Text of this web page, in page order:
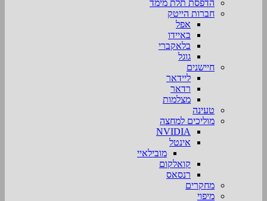
הדפסת תלת מימד
חברות הייטק
אפל
באיידו
בלאקברי
גוגל
חיישנים
ליידאר
רדאר
מצלמות
טעינה
מוליכים למחצה
NVIDIA
אינטל
מובילאיי
קואלקום
רנסאס
מחקרים
מיפוי